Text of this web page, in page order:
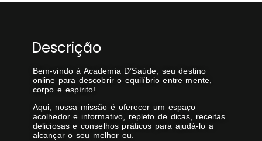
Descrição
Bem-vindo à Academia D’Saúde, seu destino
online para descobrir o equilíbrio entre mente,
corpo e espírito!
Aqui, nossa missão é oferecer um espaço
acolhedor e informativo, repleto de dicas, receitas
deliciosas e conselhos práticos para ajudá-lo a
alcançar o seu melhor eu.